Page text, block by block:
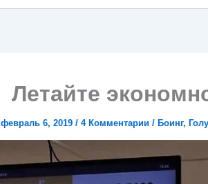
Летайте
февраль 6, 2019 / 4 Комментарии / Боинг,